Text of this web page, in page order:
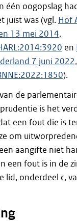
één oogopslag
juist was (vgl. Hof
13 mei 2014,
en
7 juni 2022,
).
de
is het
een fout die is
om
aangifte niet
een fout is in de
lid, onderdeel c,